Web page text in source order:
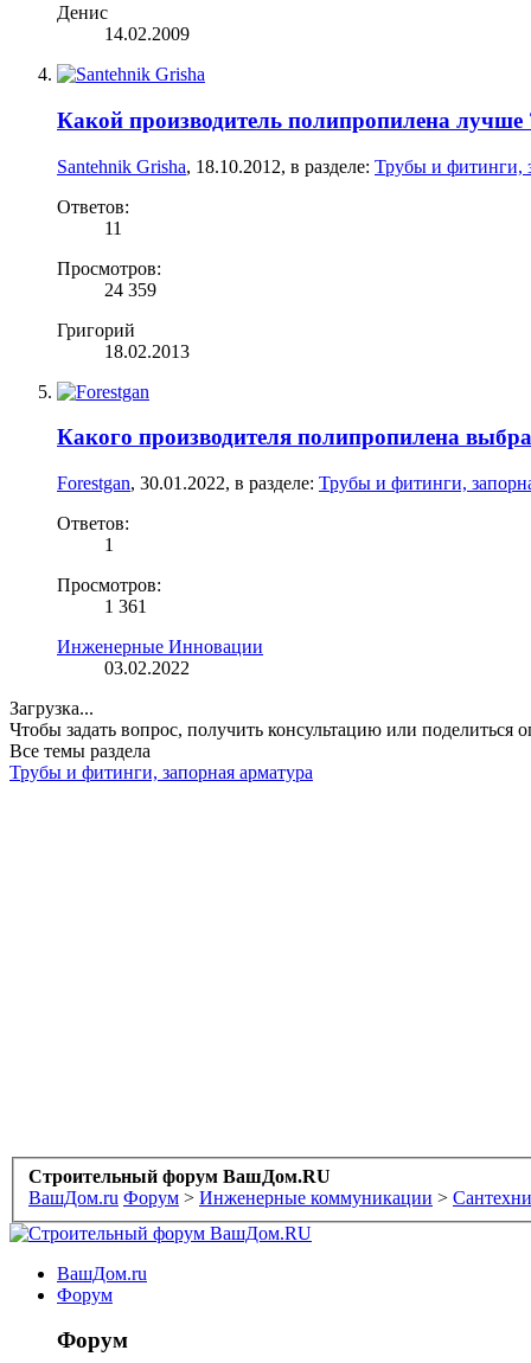
Денис
14.02.2009
Какой производитель полипропилена лучше
Santehnik Grisha, 18.10.2012, в разделе: Трубы и фитинги,
Ответов:
11
Просмотров:
24 359
Григорий
18.02.2013
Какого производителя полипропилена
Forestgan, 30.01.2022, в разделе: Трубы и фитинги,
Ответов:
1
Просмотров:
1 361
Инженерные Инновации
03.02.2022
Загрузка...
Чтобы задать вопрос, получить консультацию или поделиться
Все темы раздела
Трубы и фитинги, запорная арматура
Строительный форум ВашДом.RU
ВашДом.ru Форум > Инженерные коммуникации >
ВашДом.ru
Форум
Форум